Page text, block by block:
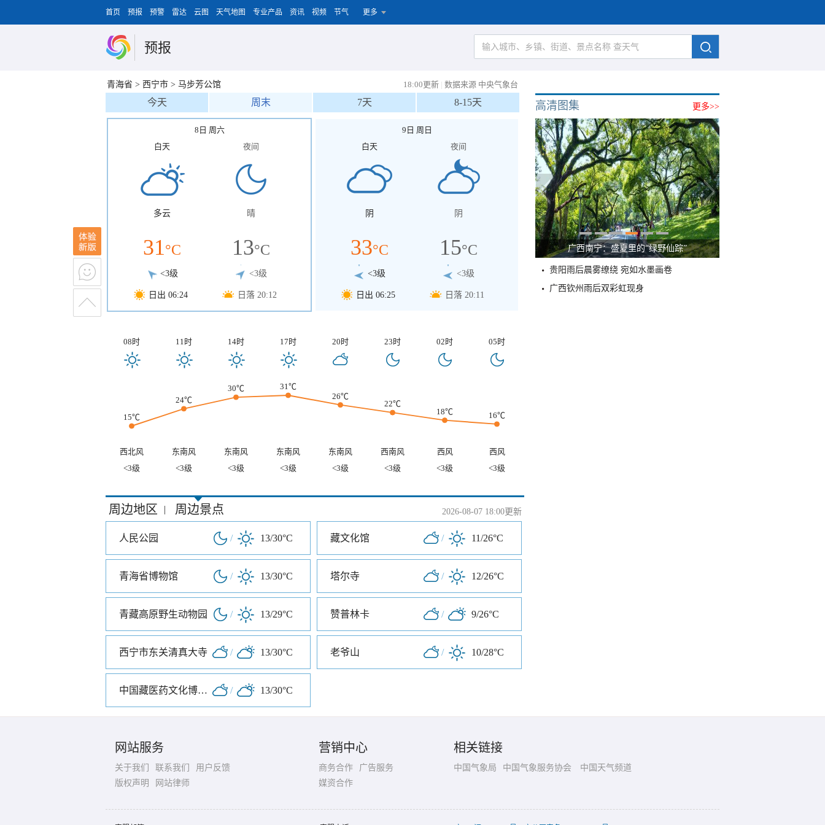
首页 预报 预警 雷达 云图 天气地图 专业产品 资讯 视频 节气 更多
预报
青海省 > 西宁市 > 马步芳公馆 18:00更新 | 数据来源 中央气象台
今天 周末 7天 8-15天
8日 周六
白天
多云
31°C
<3级
日出 06:24
夜间
晴
13°C
<3级
日落 20:12
9日 周日
白天
阴
33°C
<3级
日出 06:25
夜间
阴
15°C
<3级
日落 20:11
08时 11时 14时 17时 20时 23时 02时 05时
15℃
24℃
30℃
31℃
26℃
22℃
18℃
16℃
西北风 东南风 东南风 东南风 东南风 西南风 西风
西风
<3级
<3级 <3级 <3级 <3级 <3级 <3级 <3级
周边地区 | 周边景点 2026-08-07 18:00更新
人民公园 / 13/30°C 藏文化馆 / 11/26°C
青海省博物馆 / 13/30°C 塔尔寺 / 12/26°C
青藏高原野生动物园 / 13/29°C 赞普林卡 / 9/26°C
西宁市东关清真大寺 / 13/30°C 老爷山 / 10/28°C
中国藏医药文化博物馆 / 13/30°C
更多>>
高清图集
广西南宁：盛夏里的“绿野仙踪”
贵阳雨后晨雾缭绕 宛如水墨画卷
广西钦州雨后双彩虹现身
网站服务
关于我们 联系我们
用户反馈
版权声明
网站律师
营销中心
商务合作
广告服务
媒资合作
相关链接
中国气象局 中国气象服务协会 中国天气频道